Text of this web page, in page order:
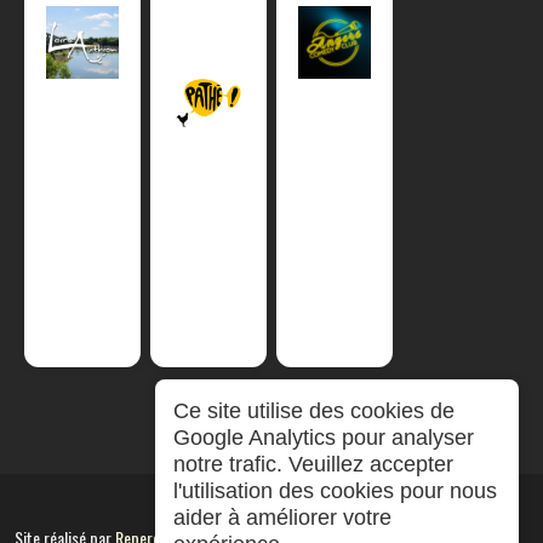
Site réalisé parRepereCom
Ce site utilise des cookies de
Google Analytics pour analyser
notre trafic. Veuillez accepter
l'utilisation des cookies pour nous
aider à améliorer votre